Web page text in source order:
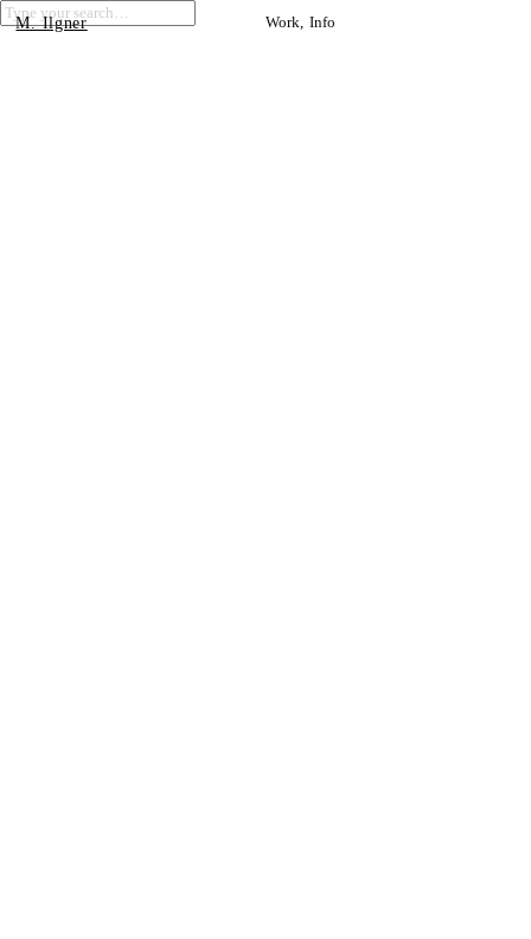
Work Info
M. Ilgner